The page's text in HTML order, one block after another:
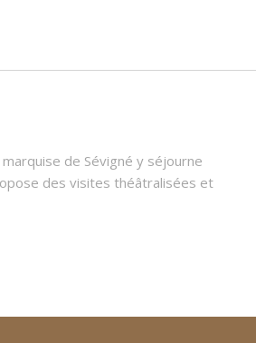
de Sévigné y séjourne
des visites théâtralisées et